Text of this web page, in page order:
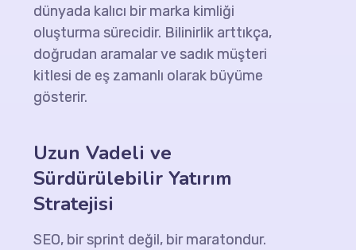
dünyada kalıcı bir marka kimliği
oluşturma sürecidir. Bilinirlik arttıkça,
doğrudan aramalar ve sadık müşteri
kitlesi de eş zamanlı olarak büyüme
gösterir.
Uzun Vadeli ve
Sürdürülebilir Yatırım
Stratejisi
SEO, bir sprint değil, bir maratondur.